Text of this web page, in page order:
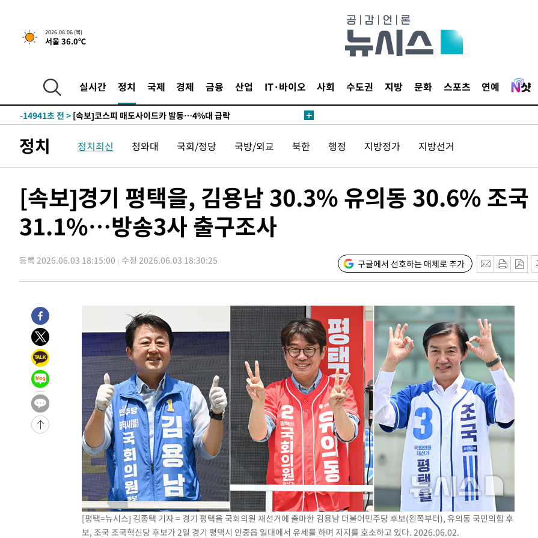
2026.08.06 (목)
서울 36.0℃
실시간 정치 국제 경제 금융 산업 IT·바이오 사회 수도권 지방 문화 스포츠 연예
-20566초 전 >트럼프, 한국계 진보 주지사 후보 맹공…"공산주의가 최대 위협"
-20544초 전 >"美간섭에 합의 지연"…트럼프, '이란 호르무즈 통제권' 수용할까
-15761초 전 >
[속보]경찰, '홍명보 선임 논란' 대한축구협회·축구회관 등 압수수
-15148초 전 >
상
-14941초 전 > [속보]코스피 매도사이드카 발동…4%대 급락
-11774초 전 >
서울 열대야 15일째 지속…비공식 '초열대야' 30도 넘어
-10341초 전 >[속보]코스닥, 2.15포인트(0.27%) 내린 797.44 출발
-6771초 전 >6월 경상수지 497.3억 달러…두 달 연속 사상 최대
-6722초 전 > 서울 낮 39도 '폭염중대경보'…40도 관측 가능성도
-4084초 전 > 미 워싱턴주 스포캔 시의 통제불능 3개 산불, 방화선 일부 구축
0.49%↑
1시간 전 >[속보] 이란 대통령 "지금 최고지도자와 소통하기가 매우 어려워" 취임
3년 인터뷰
5시간 전 >[속보] "이란-오만, 호르무즈 해협 통행 항로 합의" 이란 외무부 대변인
-28348초 전 >
손흥민, 5경기 연속골 실패…LAFC는 승부차기 끝 과달라하라 격파
-20949초 전 >
내일까지 39도 '펄펄'…기상청 "태풍 지나며 폭염 잠시 꺾인다"
-20586초 전 >
트럼프, 한국계 진보 주지사 후보 맹공…"공산주의가 최대 위협"
-20564초 전 >
"美간섭에 합의 지연"…트럼프, '이란 호르무즈 통제권' 수용할까
-17084초 전 >
[속보]산업장관 "李정부, 원전 반대 안해…안정 전력 위해 불가피"
-15781초 전 >
[속보]경찰, '홍명보 선임 논란' 대한축구협회·축구회관 등 압수수
-15168초 전 >
[속보]산업장관 "美무역법 제301조 과잉생산 결과 발표 8월 중 예
-14961초 전 >
[속보]코스피 매도사이드카 발동…4%대 급락
[속보]전남광주 초대 시민추천 부시장에 백승주·윤난실
서울 열대야 15일째 지속…비공식 '초열대야' 30도 넘어
[속보]코스닥, 2.15포인트(0.27%) 내린 797.44 출발
[속보]코스피, 119.51포인트(1.81%) 내린 6478.75 개장
6월 경상수지 497.3억 달러…두 달 연속 사상 최대
서울 낮 39도 '폭염중대경보'…40도 관측 가능성도
정치 정치최신 청와대 국회/정당 국방/외교 북한 행정 지방정가 지방선거
[속보]경기 평택을, 김용남 30.3% 유의동 30.6% 조국
31.1%…방송3사 출구조사
등록 2026.06.03 18:15:00 수정 2026.06.03 18:30:25 구글에서 선호하는 매체로 추가
[평택=뉴시스] 김종택 기자 = 경기 평택을 국회의원 재선거에 출마한 김용남 더불어민주당 후보(왼쪽부터), 유의동 국민의힘 후
보, 조국 조국혁신당 후보가 2일 경기 평택시 안중읍 일대에서 유세를 하며 지지를 호소하고 있다. 2026.06.02.